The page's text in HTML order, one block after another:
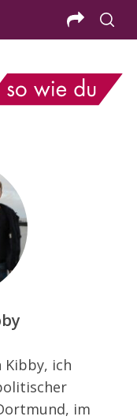
Kibby, ich
im